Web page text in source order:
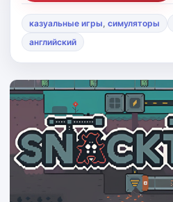
казуальные игры, симуляторы
английский